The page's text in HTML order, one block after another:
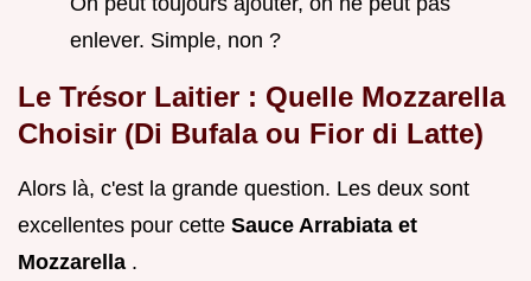
enlever. Simple, non ?
Le Trésor Laitier : Quelle Mozzarella
Choisir (Di Bufala ou Fior di Latte)
Alors là, c'est la grande question. Les deux sont
excellentes pour cette Sauce Arrabiata et
Mozzarella .